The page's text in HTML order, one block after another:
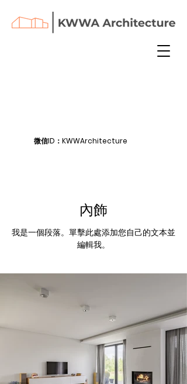
微信ID：KWWArchitecture
內飾
我是一個段落。單擊此處添加您自己的文本並
編輯我。